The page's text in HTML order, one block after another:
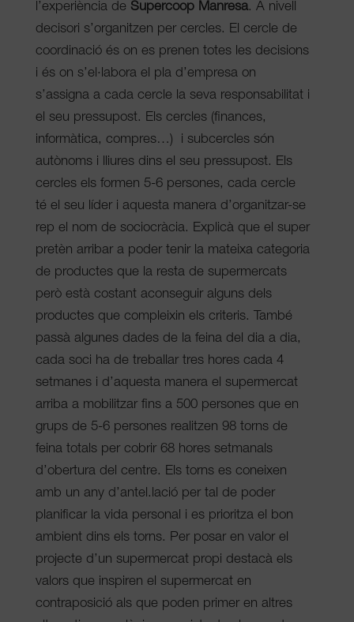
l’experiència de Supercoop Manresa. A nivell
decisori s’organitzen per cercles. El cercle de
coordinació és on es prenen totes les decisions
i és on s’el·labora el pla d’empresa on
s’assigna a cada cercle la seva responsabilitat i
el seu pressupost. Els cercles (finances,
informàtica, compres…) i subcercles són
autònoms i lliures dins el seu pressupost. Els
cercles els formen 5-6 persones, cada cercle
té el seu líder i aquesta manera d’organitzar-se
rep el nom de sociocràcia. Explicà que el super
pretèn arribar a poder tenir la mateixa categoria
de productes que la resta de supermercats
però està costant aconseguir alguns dels
productes que compleixin els criteris. També
passà algunes dades de la feina del dia a dia,
cada soci ha de treballar tres hores cada 4
setmanes i d’aquesta manera el supermercat
arriba a mobilitzar fins a 500 persones que en
grups de 5-6 persones realitzen 98 torns de
feina totals per cobrir 68 hores setmanals
d’obertura del centre. Els torns es coneixen
amb un any d’antel.lació per tal de poder
planificar la vida personal i es prioritza el bon
ambient dins els torns. Per posar en valor el
projecte d’un supermercat propi destacà els
valors que inspiren el supermercat en
contraposició als que poden primer en altres